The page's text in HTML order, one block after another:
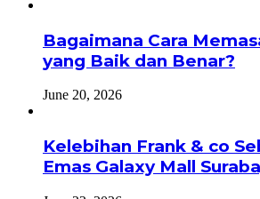
Bagaimana Cara
yang Baik dan Benar?
June 20, 2026
Kelebihan Frank & co
Emas Galaxy Mall